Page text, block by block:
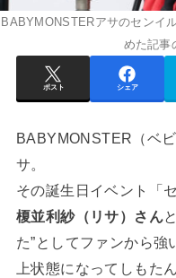
BABYMONSTERアサのセンイ
めた記事
ポスト シェア
BABYMONSTER（ベ
サ。
その誕生日イベント「
榎並利紗（リサ）さん
た”としてファンから
上状態になってしもたん